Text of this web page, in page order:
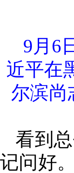
9月6
近平在
尔滨尚
看到
记问好